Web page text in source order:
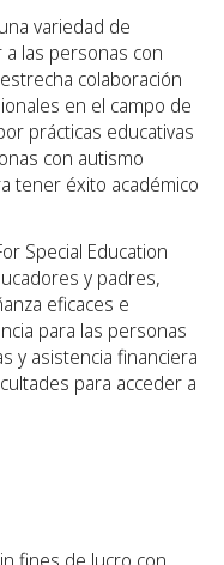
variedad de
las personas con
colaboración
en el campo de
prácticas educativas
con autismo
tener éxito académico
Special Education
y padres,
eficaces e
para las personas
y asistencia financiera
para acceder a
fines de lucro con